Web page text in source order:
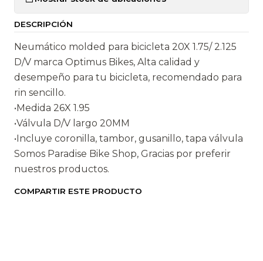
t
i
d
a
d
DESCRIPCIÓN
Neumático molded para bicicleta 20X 1.75/ 2.125
D/V marca Optimus Bikes, Alta calidad y
desempeño para tu bicicleta, recomendado para
rin sencillo.
•Medida 26X 1.95
•Válvula D/V largo 20MM
•Incluye coronilla, tambor, gusanillo, tapa válvula
Somos Paradise Bike Shop, Gracias por preferir
nuestros productos.
COMPARTIR ESTE PRODUCTO